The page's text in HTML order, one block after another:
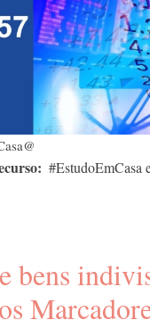
#EstudoEmCasa
bens